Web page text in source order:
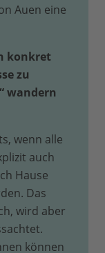
Auen eine
konkret
zu
wandern
wenn alle
auch
Hause
Das
wird aber
können